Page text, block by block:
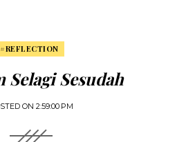
#REFLECTION
Selagi Sesudah
ON 2:59:00 PM